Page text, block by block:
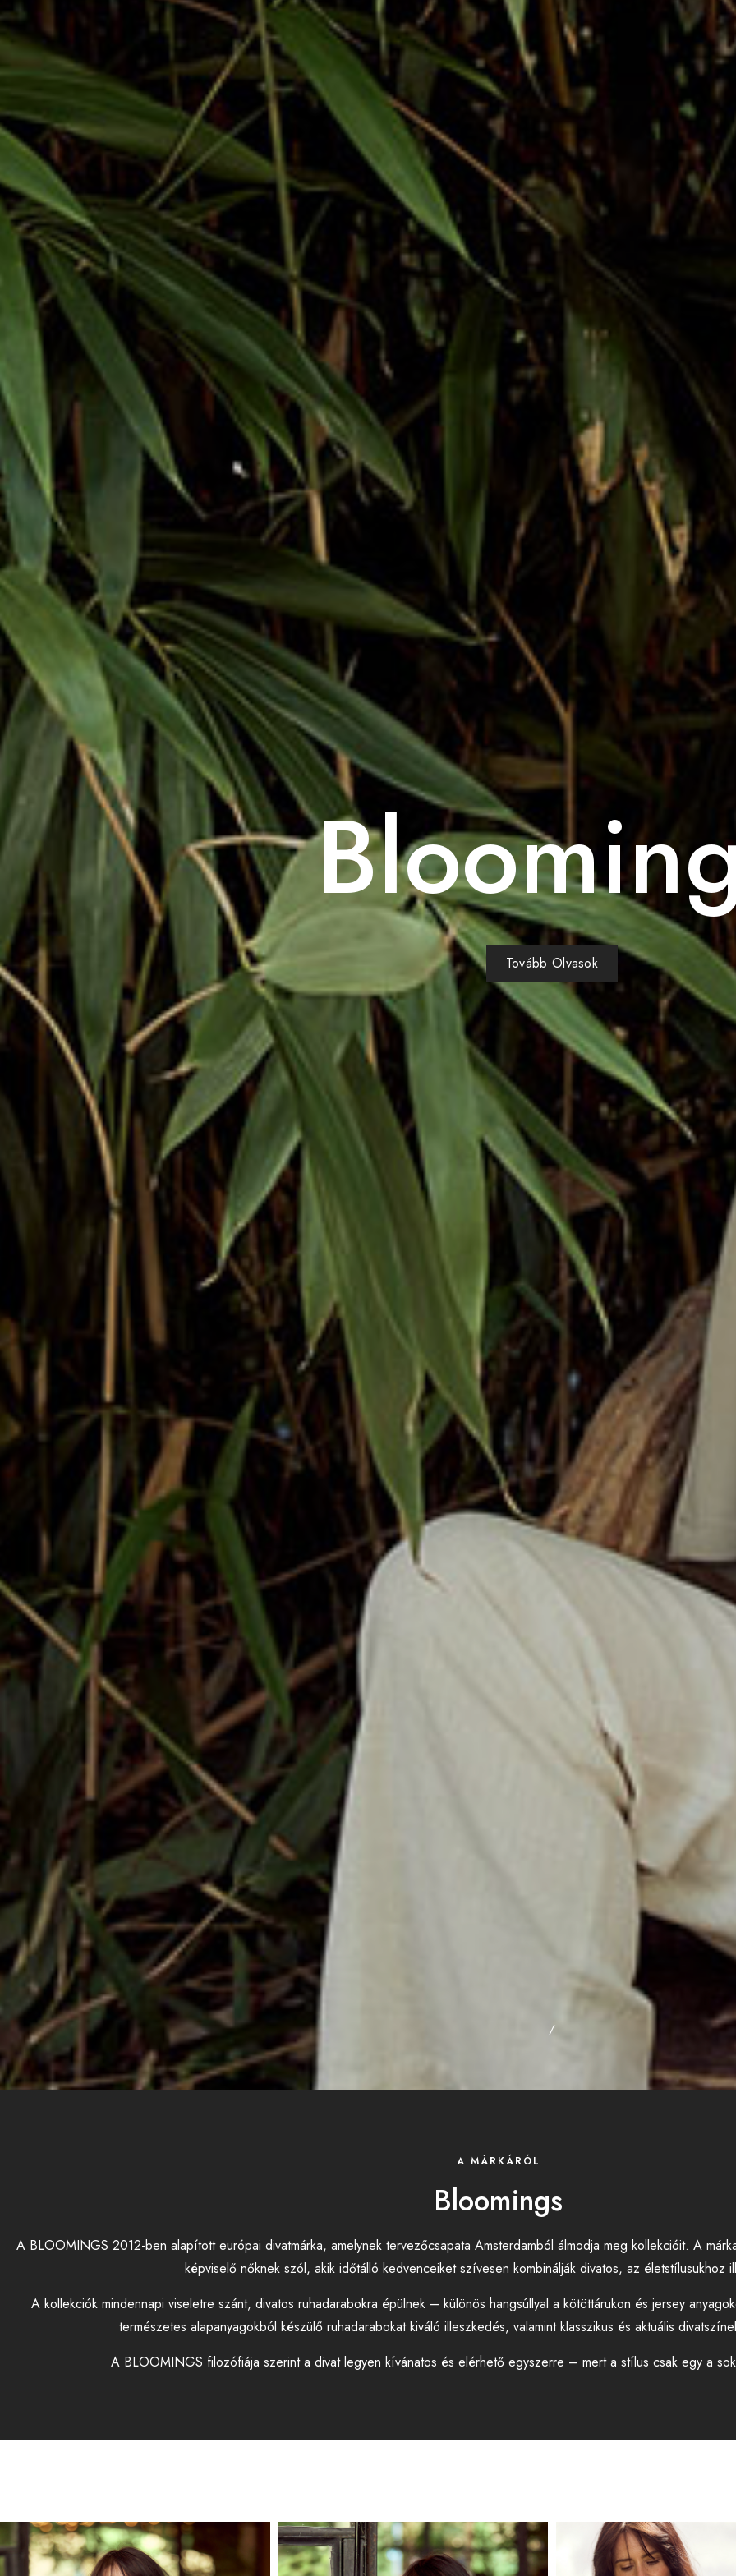
Tovább Olvasok
/
A MÁRKÁRÓL
Bloomings
A BLOOMINGS 2012-ben alapított európai divatmárka, amelynek tervezőcsapata Amsterdamból álmodja meg kollekcióit. A
képviselő nőknek szól, akik időtálló kedvenceiket szívesen kombinálják divatos, az életstílusukhoz
A kollekciók mindennapi viseletre szánt, divatos ruhadarabokra épülnek – különös hangsúllyal a kötöttárukon és jersey
természetes alapanyagokból készülő ruhadarabokat kiváló illeszkedés, valamint klasszikus és aktuális
A BLOOMINGS filozófiája szerint a divat legyen kívánatos és elérhető egyszerre – mert a stílus csak egy a